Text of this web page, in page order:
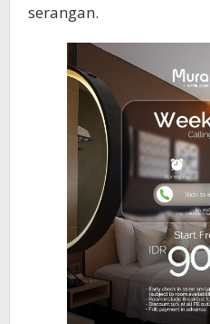
serangan.